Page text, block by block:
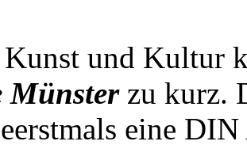
und Kultur
Münsterzu kurz.
eine